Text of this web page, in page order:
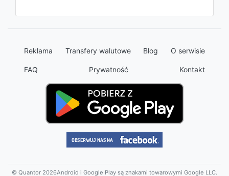
Reklama Transfery walutowe Blog O serwisie
FAQ Prywatność Kontakt
© Quantor 2026Android i Google Play są znakami towarowymi Google LLC.